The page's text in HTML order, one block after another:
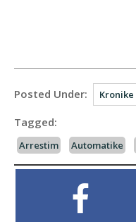
Posted Under: Kronike
Tagged:
Arrestim Automatike